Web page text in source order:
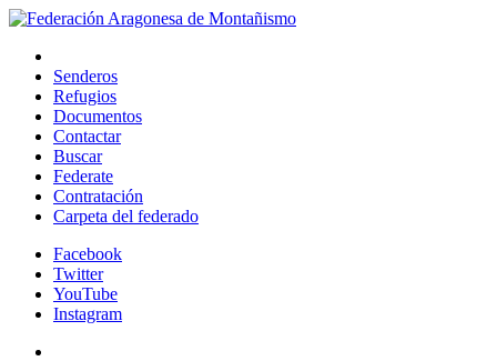
Senderos
Refugios
Documentos
Contactar
Buscar
Federate
Contratación
Carpeta del federado
Facebook
Twitter
YouTube
Instagram